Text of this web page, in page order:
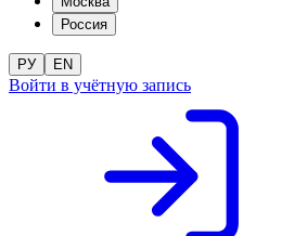
Россия
РУ EN
Войти в учётную запись